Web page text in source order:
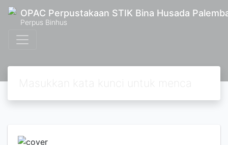
OPAC Perpustakaan STIK Bina Husada
Perpus Binhus